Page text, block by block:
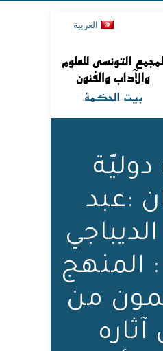
العربية
دوليّة
:عبد
المنهج
من
آثاره